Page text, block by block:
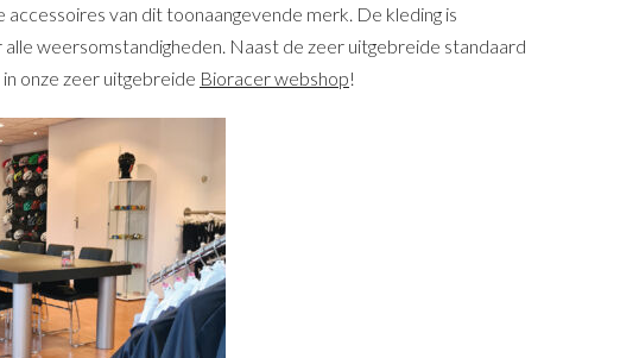
van dit toonaangevende merk. De kleding is
weersomstandigheden. Naast de zeer uitgebreide standaard
onze zeer uitgebreide Bioracer webshop!